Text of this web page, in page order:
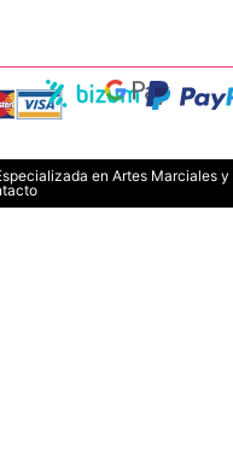
en Artes Marciales y